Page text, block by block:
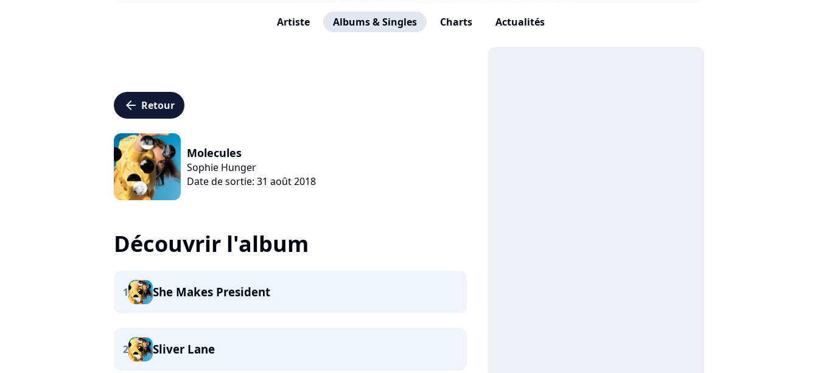
Artiste Albums & Singles Charts Actualités
arrow_left Retour
Molecules
Sophie Hunger
Date de sortie: 31 août 2018
Découvrir l'album
1 She Makes President
2 Sliver Lane